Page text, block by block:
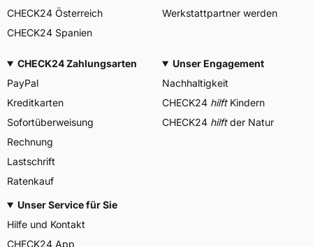
CHECK24 Österreich
CHECK24 Spanien
Werkstattpartner werden
CHECK24 Zahlungsarten
PayPal
Kreditkarten
Sofortüberweisung
Rechnung
Lastschrift
Ratenkauf
Unser Engagement
Nachhaltigkeit
CHECK24 hilftKindern
CHECK24 hilftder Natur
Unser Service für Sie
Hilfe und Kontakt
CHECK24 App